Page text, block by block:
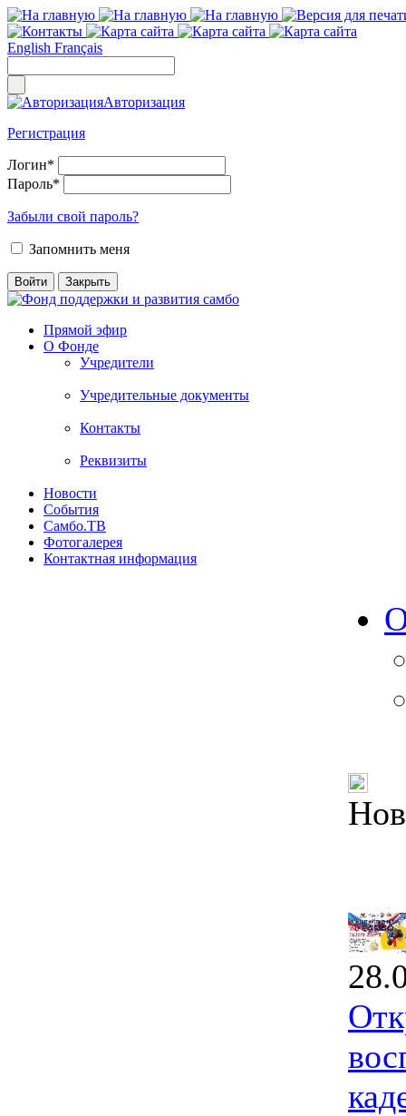
English Français
Авторизация
Регистрация
Логин*
Пароль*
Забыли свой пароль?
Запомнить меня
Прямой эфир
О Фонде
Учредители
Учредительные документы
Контакты
Реквизиты
Новости
События
Самбо.ТВ
Фотогалерея
Контактная информация